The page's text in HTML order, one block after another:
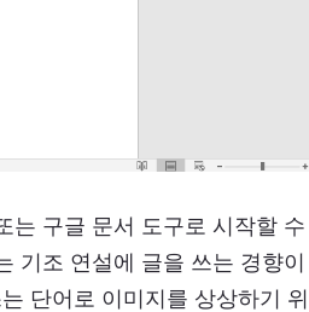
는 구글 문서 도구로 시작할 수
기조 연설에 글을 쓰는 경향이
단어로 이미지를 상상하기 위